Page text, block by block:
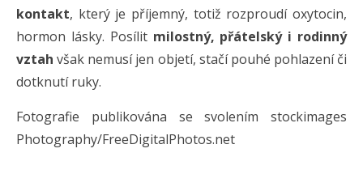
kontakt, který je příjemný, totiž rozproudí oxytocin,
hormon lásky. Posílit milostný, přátelský i rodinný
vztah však nemusí jen objetí, stačí pouhé pohlazení či
dotknutí ruky.
Fotografie publikována se svolením stockimages
Photography/FreeDigitalPhotos.net